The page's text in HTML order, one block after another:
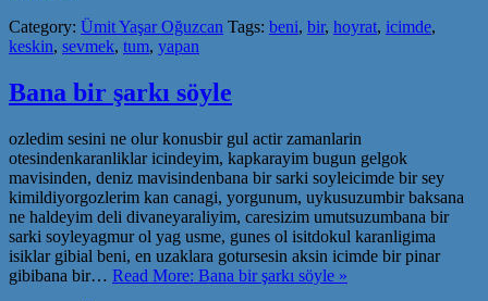
Category: Ümit Yaşar Oğuzcan Tags: beni, bir, hoyrat, icimde,
keskin, sevmek, tum, yapan
Bana bir şarkı söyle
ozledim sesini ne olur konusbir gul actir zamanlarin
otesindenkaranliklar icindeyim, kapkarayim bugun gelgok
mavisinden, deniz mavisindenbana bir sarki soyleicimde bir sey
kimildiyorgozlerim kan canagi, yorgunum, uykusuzumbir baksana
ne haldeyim deli divaneyaraliyim, caresizim umutsuzumbana bir
sarki soyleyagmur ol yag usme, gunes ol isitdokul karanligima
isiklar gibial beni, en uzaklara gotursesin aksin icimde bir pinar
gibibana bir… Read More: Bana bir şarkı söyle »